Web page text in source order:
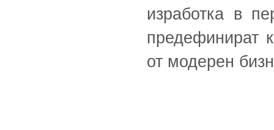
изработка в
предефинират
от модерен